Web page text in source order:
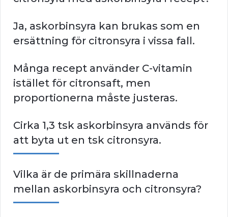
Ja, askorbinsyra kan brukas som en
ersättning för citronsyra i vissa fall.
Många recept använder C-vitamin
istället för citronsaft, men
proportionerna måste justeras.
Cirka 1,3 tsk askorbinsyra används för
att byta ut en tsk citronsyra.
Vilka är de primära skillnaderna
mellan askorbinsyra och citronsyra?